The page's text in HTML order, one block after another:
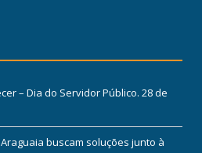
– Dia do Servidor Público. 28 de
buscam soluções junto à